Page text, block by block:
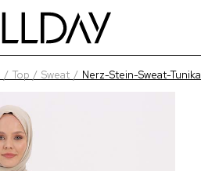
Top Sweat Nerz-Stein-Sweat-Tunika